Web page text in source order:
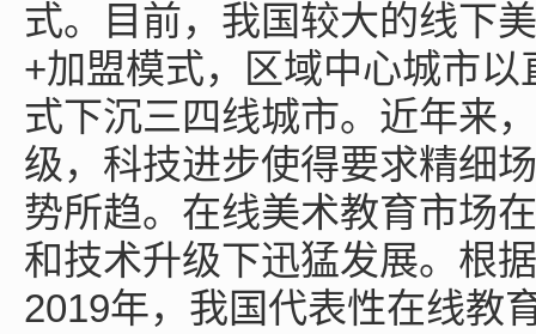
式。目前，我国较大的线下
+加盟模式，区域中心城市
式下沉三四线城市。近年来
级，科技进步使得要求精细
势所趋。在线美术教育市场
和技术升级下迅猛发展。根
2019年，我国代表性在线教